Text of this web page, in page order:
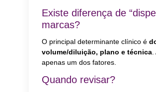
Existe diferença de
marcas?
O principal determinante clínico é
volume/diluição, plano e técnica
apenas um dos fatores.
Quando revisar?